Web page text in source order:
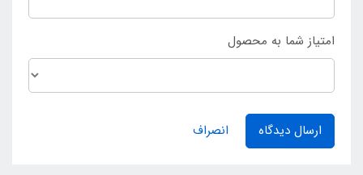
امتیاز شما به محصول
ارسال دیدگاه انصراف